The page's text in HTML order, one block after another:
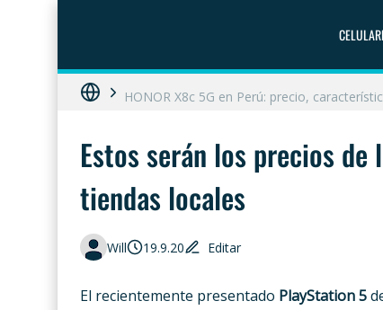
HONOR X8c 5G en Perú: precio,
Moto G86 Power 5G en Perú: precio, ficha
Estos serán los precios
tiendas locales
Will 19.9.20 Editar
El recientemente presentado PlayStation 5